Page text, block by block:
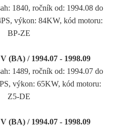
1840, ročník od: 1994.08 do
výkon: 84KW, kód motoru:
BP-ZE
(BA) / 1994.07 - 1998.09
1489, ročník od: 1994.07 do
výkon: 65KW, kód motoru:
Z5-DE
(BA) / 1994.07 - 1998.09